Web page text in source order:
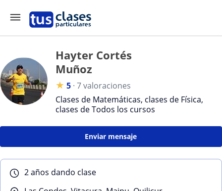
Hayter Cortés
Muñoz
★ 5 · 7 valoraciones
Clases de Matemáticas, clases de Física,
clases de Todos los cursos
Enviar mensaje
2 años dando clase